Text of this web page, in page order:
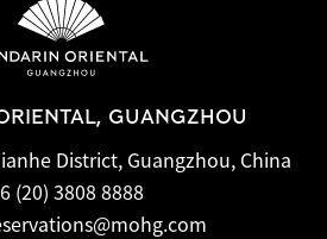
GUANGZHOU
District, Guangzhou, China
(20) 3808 8888